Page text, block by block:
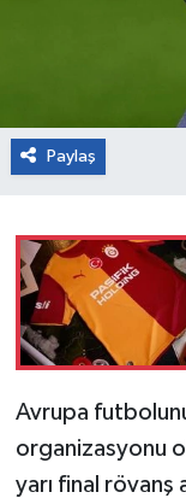
Paylaş
Avrupa
organizasyonu
yarı final rövanş